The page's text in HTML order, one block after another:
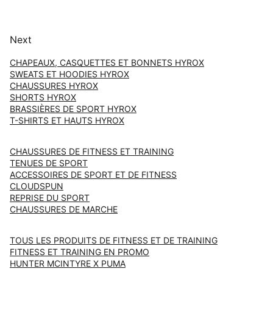
Next
CHAPEAUX, CASQUETTES ET BONNETS HYROX
SWEATS ET HOODIES HYROX
CHAUSSURES HYROX
SHORTS HYROX
BRASSIÈRES DE SPORT HYROX
T-SHIRTS ET HAUTS HYROX
CHAUSSURES DE FITNESS ET TRAINING
TENUES DE SPORT
ACCESSOIRES DE SPORT ET DE FITNESS
CLOUDSPUN
REPRISE DU SPORT
CHAUSSURES DE MARCHE
TOUS LES PRODUITS DE FITNESS ET DE TRAINING
FITNESS ET TRAINING EN PROMO
HUNTER MCINTYRE X PUMA